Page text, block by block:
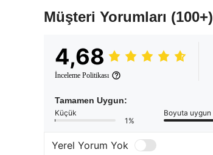
Müşteri Yorumları (100+)
4,68
İnceleme Politikası
Tamamen Uygun:
Küçük
1%
Boyuta uygun
Yerel Yorum Yok